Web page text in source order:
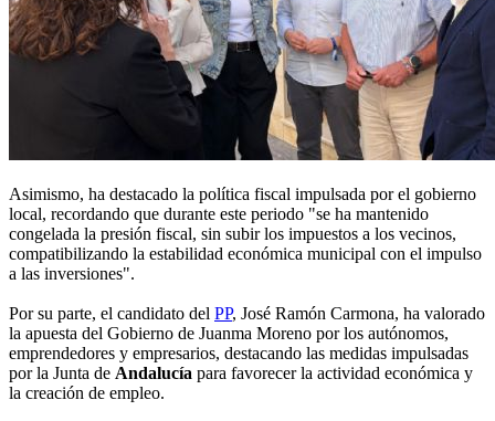
Asimismo, ha destacado la política fiscal impulsada por el gobierno
local, recordando que durante este periodo "se ha mantenido
congelada la presión fiscal, sin subir los impuestos a los vecinos,
compatibilizando la estabilidad económica municipal con el impulso
a las inversiones".
Por su parte, el candidato del PP, José Ramón Carmona, ha valorado
la apuesta del Gobierno de Juanma Moreno por los autónomos,
emprendedores y empresarios, destacando las medidas impulsadas
por la Junta de Andalucía para favorecer la actividad económica y
la creación de empleo.